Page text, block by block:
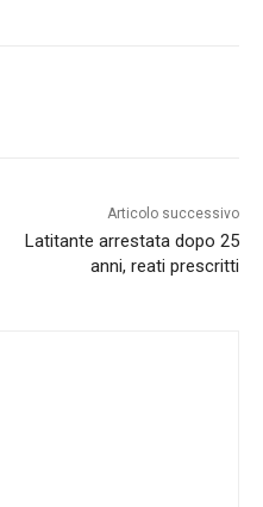
Articolo successivo
Latitante arrestata dopo 25
anni, reati prescritti